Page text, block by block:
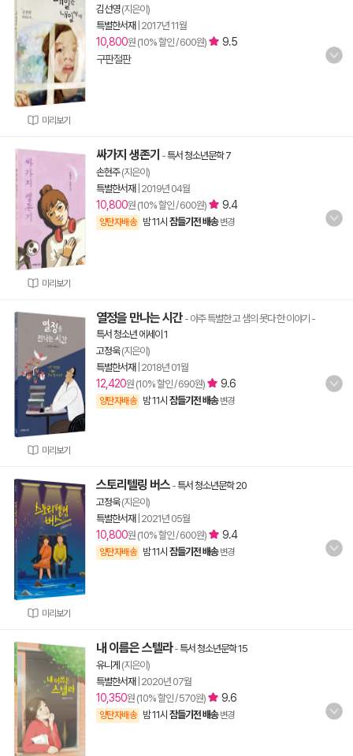
미리보기
김선영(지은이)
특별한서재 2017년 11월
10,800원 (10% 할인 / 600원)
9.5
구판절판
미리보기
싸가지 생존기 -특서 청소년문학 7
손현주(지은이)
특별한서재 2019년 04월
10,800원 (10% 할인 / 600원) 9.4
양탄자배송 밤 11시 잠들기전 배송 변경
미리보기
열정을 만나는 시간 - 아주 특별한 고 샘의 못다 한 이야기 -
특서 청소년 에세이 1
고정욱(지은이)
특별한서재 2018년 01월
12,420원 (10% 할인 / 690원) 9.6
양탄자배송 밤 11시 잠들기전 배송 변경
미리보기
스토리텔링 버스 -특서 청소년문학 20
고정욱(지은이)
특별한서재 2021년 05월
10,800원 (10% 할인 / 600원) 9.4
양탄자배송 밤 11시 잠들기전 배송 변경
내 이름은 스텔라-특서 청소년문학 15
유니게 (지은이)
특별한서재 2020년 07월
10,350원 (10% 할인 / 570원) 9.6
양탄자배송 밤 11시 잠들기전 배송 변경